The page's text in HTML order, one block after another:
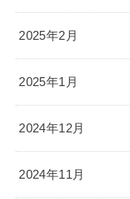
2025年2月
2025年1月
2024年12月
2024年11月